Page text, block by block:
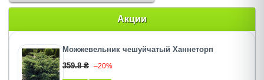
Акции
Можжевельник чешуйчатый Ханнеторп
359.8 ₴ –20%